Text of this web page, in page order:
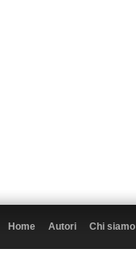
Home Autori Chi siamo